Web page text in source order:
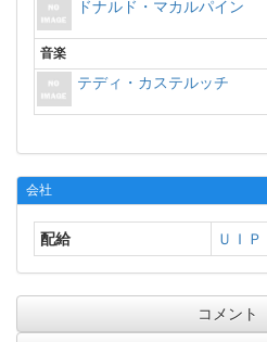
ドナルド・マカルパイン
音楽
テディ・カステルッチ
会社
配給 ＵＩＰ
コメント